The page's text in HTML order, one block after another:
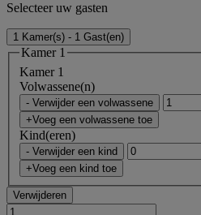
Selecteer uw gasten
1 Kamer(s) - 1 Gast(en)
Kamer 1
Kamer 1
Volwassene(n)
- Verwijder een volwassene
+Voeg een volwassene toe
Kind(eren)
- Verwijder een kind
+Voeg een kind toe
Verwijderen